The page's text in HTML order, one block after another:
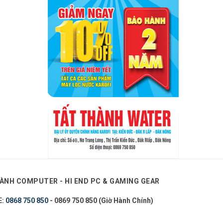
COMPUTER - HI END PC & GAMING GEAR
0868 750 850- 0869 750 850 (Giờ Hành Chính)